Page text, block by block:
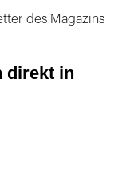
des Magazins
direkt in